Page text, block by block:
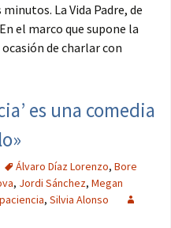
La Vida Padre, de
el marco que supone la
de charlar con
es una comedia
Álvaro Díaz Lorenzo, Bore
, Jordi Sánchez, Megan
, Silvia Alonso